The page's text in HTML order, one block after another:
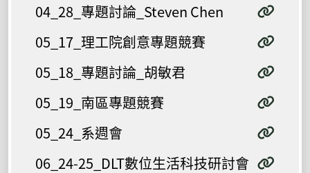
04_28_專題討論_Steven Chen
05_17_理工院創意專題競賽
05_18_專題討論_胡敏君
05_19_南區專題競賽
05_24_系週會
06_24-25_DLT數位生活科技研討會